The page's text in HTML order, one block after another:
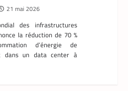
21 mai 2026
des infrastructures
la réduction de 70 %
d’énergie de
dans un data center à